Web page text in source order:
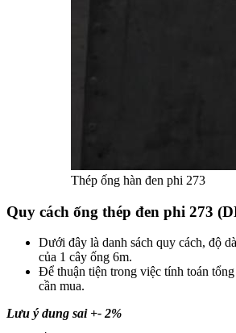
Thép ống hàn đen phi 273
Quy cách ống thép đen phi 273
Dưới đây là danh sách quy cách, độ
của 1 cây ống 6m.
Để thuận tiện trong việc tính toán
cần mua.
Lưu ý dung sai +- 2%